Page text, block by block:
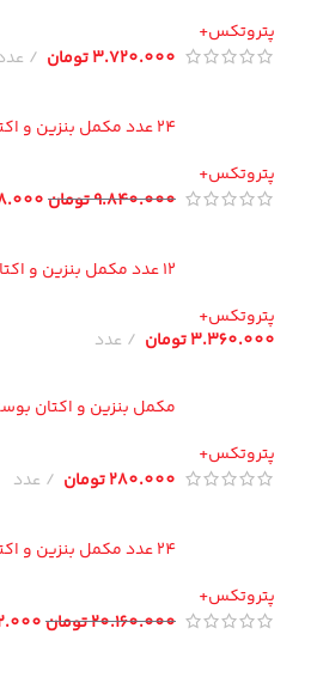
3.720.000تومان عدد
9.840.000تومان9.348.000
تومان عدد
280.000تومان عدد
20.160.000تومان19.152.000